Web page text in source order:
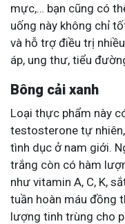
mực,… bạn cũng có
uống này không chỉ
và hỗ trợ điều trị
áp, ung thư, tiểu
Bông cải xanh
Loại thực phẩm này
testosterone tự
tình dục ở nam giới.
trắng còn có hàm
như vitamin A, C, K,
tuần hoàn máu đồng
lượng tinh trùng cho